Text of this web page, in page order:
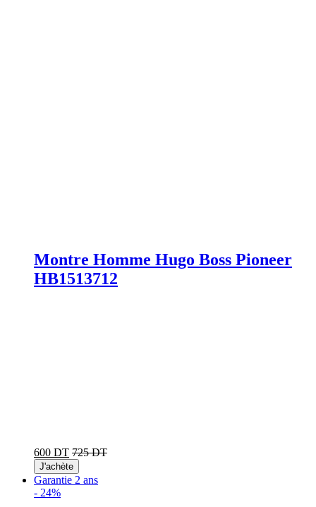
Montre Homme Hugo Boss Pioneer
HB1513712
600 DT 725 DT
J'achète
Garantie 2 ans
- 24%